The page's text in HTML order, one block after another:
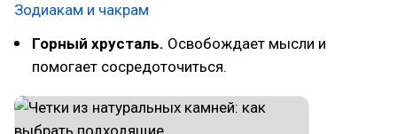
Зодиакам и чакрам
Горный хрусталь. Освобождает мысли и
помогает сосредоточиться.